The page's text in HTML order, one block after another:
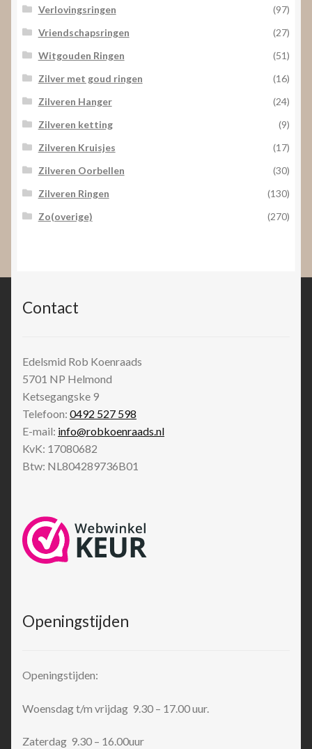
Verlovingsringen
(97)
Vriendschapsringen
(27)
Witgouden Ringen
(51)
Zilver met goud ringen
(16)
Zilveren Hanger
(24)
Zilveren ketting
(9)
Zilveren Kruisjes
(17)
Zilveren Oorbellen
(30)
Zilveren Ringen
(130)
Zo(overige)
(270)
Contact
Edelsmid Rob Koenraads
5701 NP Helmond
Ketsegangske 9
Telefoon: 0492 527 598
E-mail: info@robkoenraads.nl
KvK: 17080682
Btw: NL804289736B01
Openingstijden
Openingstijden:
Woensdag t/m vrijdag 9.30 – 17.00 uur.
Zaterdag 9.30 – 16.00uur